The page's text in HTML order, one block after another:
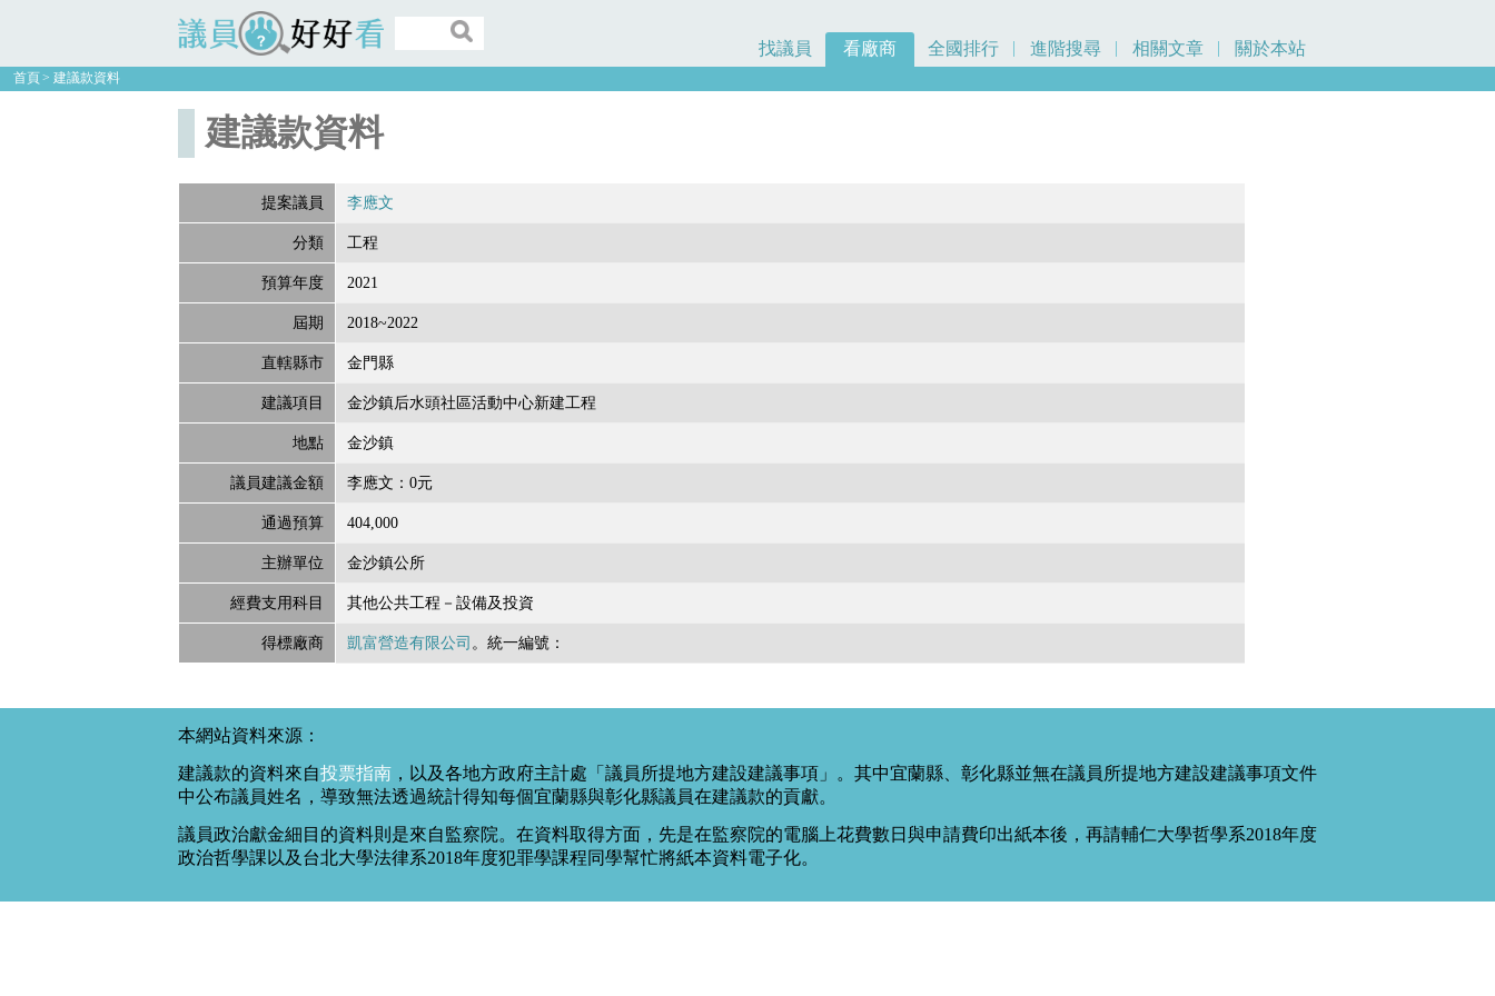
議員好好看
找議員 看廠商 全國排行 進階搜尋 相關文章 關於本站
首頁 建議款資料
建議款資料
提案議員 李應文
分類 工程
預算年度 2021
屆期 2018~2022
直轄縣市 金門縣
建議項目 金沙鎮后水頭社區活動中心新建工程
地點 金沙鎮
議員建議金額 李應文：0元
通過預算 404,000
主辦單位 金沙鎮公所
經費支用科目 其他公共工程－設備及投資
得標廠商 凱富營造有限公司 。統一編號：
本網站資料來源：
建議款的資料來自投票指南 ，以及各地方政府主計處「議員所提地方建設建議事項」。其中宜蘭縣、彰化縣並無在議員所提地方建設建議事項文件
中公布議員姓名，導致無法透過統計得知每個宜蘭縣與彰化縣議員在建議款的貢獻。
議員政治獻金細目的資料則是來自監察院。在資料取得方面，先是在監察院的電腦上花費數日與申請費印出紙本後，再請輔仁大學哲學系2018年度
政治哲學課以及台北大學法律系2018年度犯罪學課程同學幫忙將紙本資料電子化。